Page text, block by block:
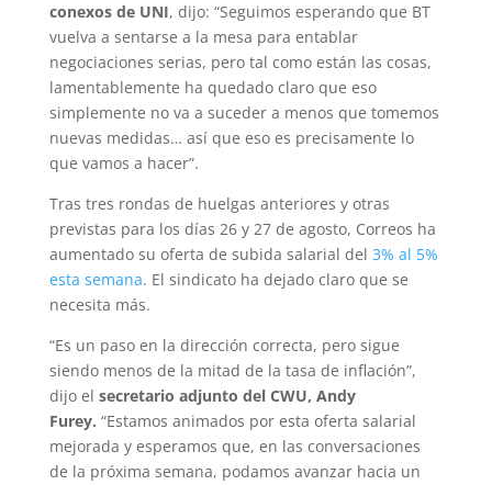
conexos de UNI, dijo: “Seguimos esperando que BT
vuelva a sentarse a la mesa para entablar
negociaciones serias, pero tal como están las cosas,
lamentablemente ha quedado claro que eso
simplemente no va a suceder a menos que tomemos
nuevas medidas… así que eso es precisamente lo
que vamos a hacer”.
Tras tres rondas de huelgas anteriores y otras
previstas para los días 26 y 27 de agosto, Correos ha
aumentado su oferta de subida salarial del 3% al 5%
esta semana. El sindicato ha dejado claro que se
necesita más.
“Es un paso en la dirección correcta, pero sigue
siendo menos de la mitad de la tasa de inflación”,
dijo el secretario adjunto del CWU, Andy
Furey. “Estamos animados por esta oferta salarial
mejorada y esperamos que, en las conversaciones
de la próxima semana, podamos avanzar hacia un